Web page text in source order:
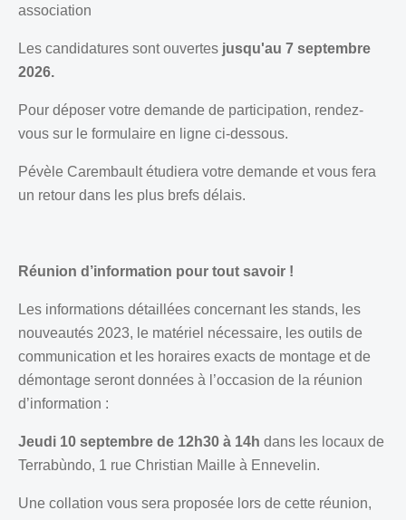
association
Les candidatures sont ouvertes jusqu'au 7 septembre
2026.
Pour déposer votre demande de participation, rendez-
vous sur le formulaire en ligne ci-dessous.
Pévèle Carembault étudiera votre demande et vous fera
un retour dans les plus brefs délais.
Réunion d’information pour tout savoir !
Les informations détaillées concernant les stands, les
nouveautés 2023, le matériel nécessaire, les outils de
communication et les horaires exacts de montage et de
démontage seront données à l’occasion de la réunion
d’information :
Jeudi 10 septembre de 12h30 à 14h dans les locaux de
Terrabùndo, 1 rue Christian Maille à Ennevelin.
Une collation vous sera proposée lors de cette réunion,